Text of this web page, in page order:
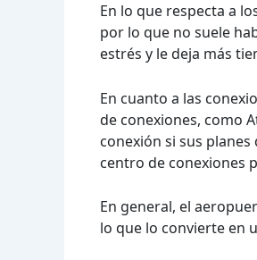
En lo que respecta a
por lo que no suele
estrés y le deja más
En cuanto a las
de conexiones, como
conexión si sus
centro de conexiones
En general, el
lo que lo convierte en